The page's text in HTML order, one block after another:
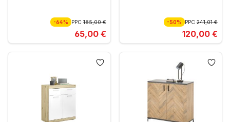
-64% PPC 185,00 €
65,00 €
-50% PPC241,01 €
120,00 €